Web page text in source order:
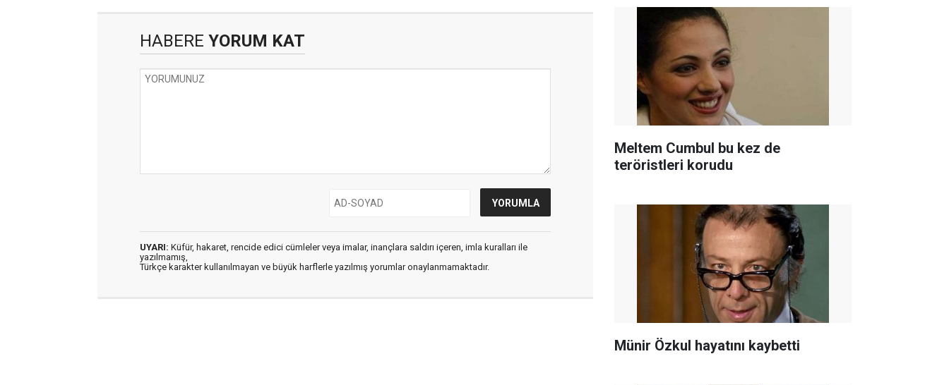
HABERE YORUM KAT
UYARI: Küfür, hakaret, rencide edici cümleler veya imalar, inançlara saldırı içeren, imla kuralları ile
yazılmamış,
Türkçe karakter kullanılmayan ve büyük harflerle yazılmış yorumlar onaylanmamaktadır.
Meltem Cumbul bu kez de
teröristleri korudu
Münir Özkul hayatını kaybetti